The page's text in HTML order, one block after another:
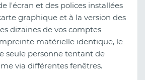
l'écran et des polices installées
graphique et à la version des
dizaines de vos comptes
matérielle identique, le
seule personne tentant de
via différentes fenêtres.